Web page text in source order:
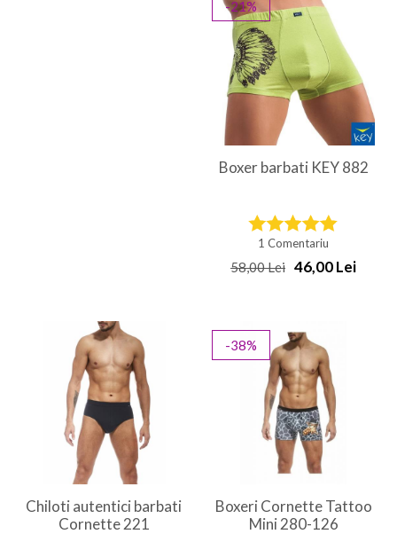
Boxer barbati KEY 882
1 Comentariu
-21%
58,00 Lei 46,00 Lei
Chiloti autentici barbati
Cornette 221
Boxeri Cornette Tattoo
Mini 280-126
-38%